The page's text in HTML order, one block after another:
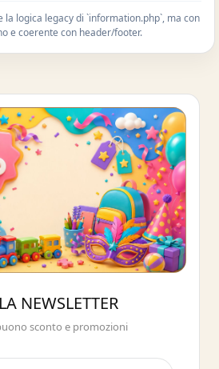
la logica legacy di `information.php`, ma con
e coerente con header/footer.
SUBITO UNO
NEWSLETTER
sconto e promozioni